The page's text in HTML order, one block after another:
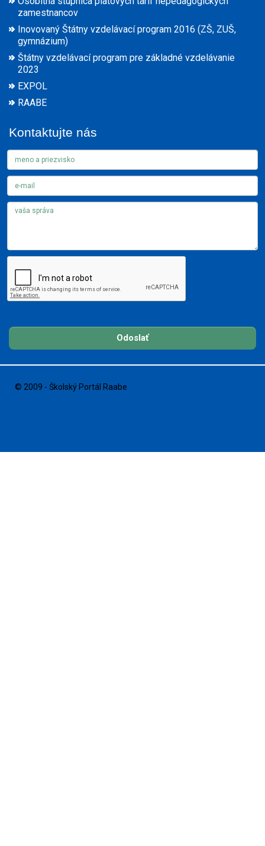
zamestnancov
Inovovaný Štátny vzdelávací program 2016 (ZŠ, ZUŠ,
gymnázium)
Štátny vzdelávací program pre základné vzdelávanie
2023
EXPOL
RAABE
Kontaktujte nás
Odoslať
© 2009 - Školský Portál Raabe